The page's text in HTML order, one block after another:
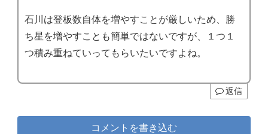
石川は登板数自体を増やすことが厳しいため、勝
ち星を増やすことも簡単ではないですが、１つ１
つ積み重ねていってもらいたいですよね。
返信
コメントを書き込む